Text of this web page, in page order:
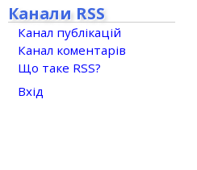
Канали RSS
Канал публікацій
Канал коментарів
Що таке RSS?
Вхід